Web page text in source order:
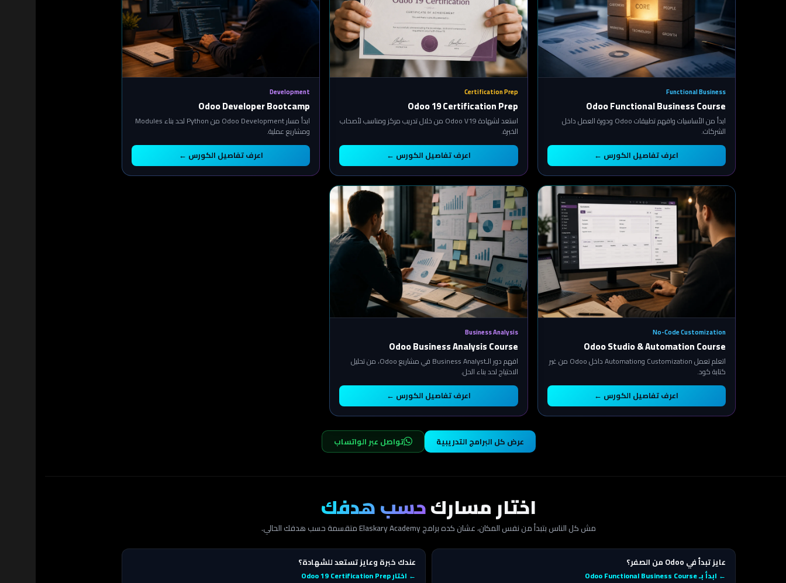
Functional Business
Odoo Functional Business Course
ابدأ من الأساسيات وافهم تطبيقات Odoo ودورة العمل داخل
الشركات.
اعرف تفاصيل الكورس ←
Certification Prep
Odoo 19 Certification Prep
استعد لشهادة Odoo V19 من خلال تدريب مركز ومناسب لأصحاب
الخبرة.
اعرف تفاصيل الكورس ←
Development
Odoo Developer Bootcamp
ابدأ مسار Odoo Development من Python لحد بناء Modules
ومشاريع عملية.
اعرف تفاصيل الكورس ←
No-Code Customization
Odoo Studio & Automation Course
اتعلم تعمل Customization وAutomation داخل Odoo من غير
كتابة كود.
اعرف تفاصيل الكورس ←
Business Analysis
Odoo Business Analysis Course
افهم دور الـBusiness Analyst في مشاريع Odoo، من تحليل
الاحتياج لحد بناء الحل.
اعرف تفاصيل الكورس ←
عرض كل البرامج التدريبية تواصل عبر الواتساب
اختار مساركحسب هدفك
مش كل الناس بتبدأ من نفس المكان، عشان كده برامج Elaskary Academy متقسمة حسب هدفك الحالي.
عايز تبدأ في Odoo من الصفر؟
← ابدأ بـ Odoo Functional Business Course
عندك خبرة وعايز تستعد للشهادة؟
← اختار Odoo 19 Certification Prep